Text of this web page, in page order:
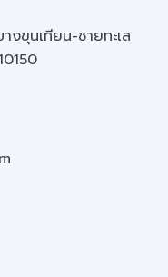
งขุนเทียน-ชายทะเล